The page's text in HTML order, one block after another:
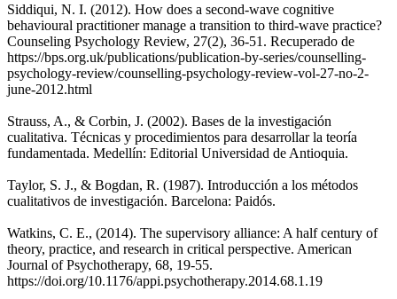
Siddiqui, N. I. (2012). How does a second-wave cognitive
behavioural practitioner manage a transition to third-wave practice?
Counseling Psychology Review, 27(2), 36-51. Recuperado de
https://bps.org.uk/publications/publication-by-series/counselling-
psychology-review/counselling-psychology-review-vol-27-no-2-
june-2012.html
Strauss, A., & Corbin, J. (2002). Bases de la investigación
cualitativa. Técnicas y procedimientos para desarrollar la teoría
fundamentada. Medellín: Editorial Universidad de Antioquia.
Taylor, S. J., & Bogdan, R. (1987). Introducción a los métodos
cualitativos de investigación. Barcelona: Paidós.
Watkins, C. E., (2014). The supervisory alliance: A half century of
theory, practice, and research in critical perspective. American
Journal of Psychotherapy, 68, 19-55.
https://doi.org/10.1176/appi.psychotherapy.2014.68.1.19